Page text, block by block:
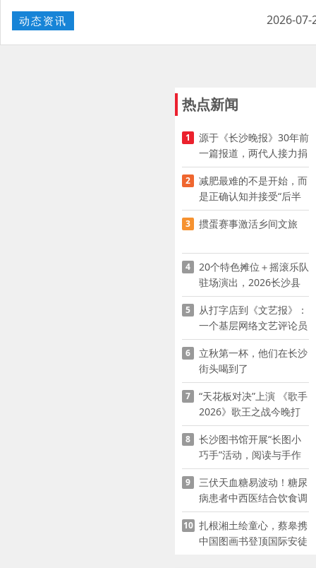
动态资讯 2026-07-
热点新闻
1
源于《长沙晚报》30年前
一篇报道，两代人接力捐
资助学
2
减肥最难的不是开始，而
是正确认知并接受“后半
程”
3 掼蛋赛事激活乡间文旅
4
20个特色摊位＋摇滚乐队
驻场演出，2026长沙县
夜市嘉年华启幕
5
从打字店到《文艺报》：
一个基层网络文艺评论员
的突围
6
立秋第一杯，他们在长沙
街头喝到了
7
“天花板对决”上演 《歌手
2026》歌王之战今晚打
响
8
长沙图书馆开展“长图小
巧手”活动，阅读与手作
赋能少儿暑期成长
9
三伏天血糖易波动！糖尿
病患者中西医结合饮食调
养指南
10 扎根湘土绘童心，蔡皋携
中国图画书登顶国际安徒